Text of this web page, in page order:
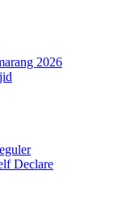
2026
Declare